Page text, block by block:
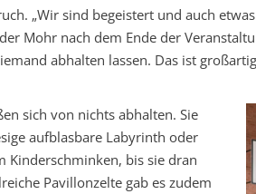
„Wir sind begeistert und auch
Mohr nach dem Ende der
abhalten lassen. Das ist
sich von nichts abhalten. Sie
aufblasbare Labyrinth oder
Kinderschminken, bis sie dran
Pavillonzelte gab es zudem